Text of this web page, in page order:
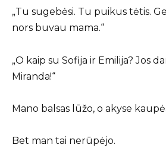
„Tu sugebėsi. Tu puikus tėtis.
nors buvau mama.“
„O kaip su Sofija ir Emilija? Jos
Miranda!“
Mano balsas lūžo, o akyse
Bet man tai nerūpėjo.